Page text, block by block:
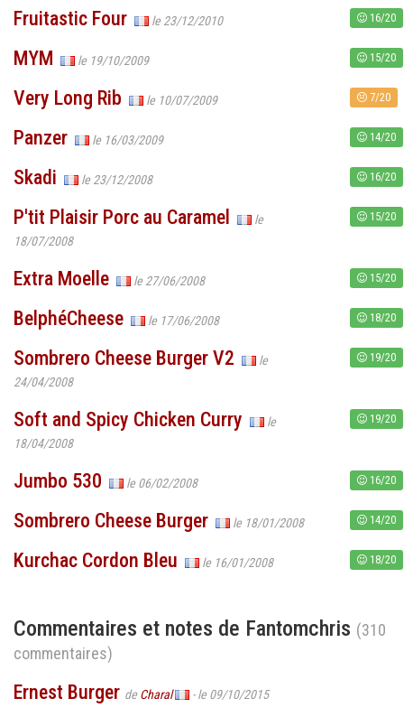
Fruitastic Four le 23/12/2010 16/20
MYM le 19/10/2009 15/20
Very Long Rib le 10/07/2009 7/20
Panzer le 16/03/2009 14/20
Skadi le 23/12/2008 16/20
P'tit Plaisir Porc au Caramel
le
18/07/2008
15/20
Extra Moelle le 27/06/2008 15/20
BelphéCheese le 17/06/2008 18/20
Sombrero Cheese Burger V2
le
24/04/2008
19/20
Soft and Spicy Chicken Curry
le
18/04/2008
19/20
Jumbo 530 le 06/02/2008 16/20
Sombrero Cheese Burger le 18/01/2008 14/20
Kurchac Cordon Bleu le 16/01/2008 18/20
Commentaires et notes de Fantomchris (310
commentaires)
Ernest Burger de Charal - le 09/10/2015